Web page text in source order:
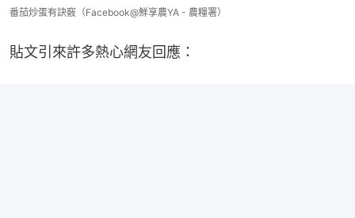
番茄炒蛋有訣竅（Facebook@鮮享農YA - 農糧署）
貼文引來許多熱心網友回應：